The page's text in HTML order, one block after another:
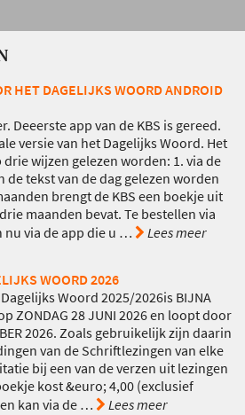
HET DAGELIJKS WOORD ANDROID
Deeerste app van de KBS is gereed.
versie van het Dagelijks Woord. Het
wijzen gelezen worden: 1. via de
de tekst van de dag gelezen worden
brengt de KBS een boekje uit
maanden bevat. Te bestellen via
via de app die u … Lees meer
WOORD 2026
Woord 2025/2026is BIJNA
ZONDAG 28 JUNI 2026 en loopt door
2026. Zoals gebruikelijk zijn daarin
van de Schriftlezingen van elke
bij een van de verzen uit lezingen
kost &euro; 4,00 (exclusief
kan via de… Lees meer